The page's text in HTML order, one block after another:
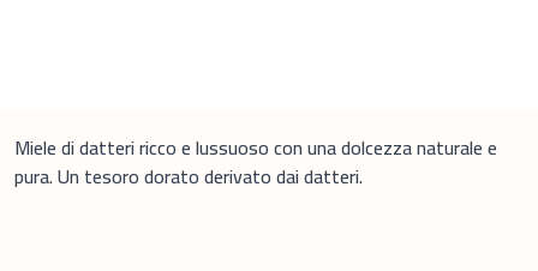
Miele di datteri ricco e lussuoso con una dolcezza naturale e
pura. Un tesoro dorato derivato dai datteri.